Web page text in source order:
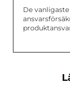
De